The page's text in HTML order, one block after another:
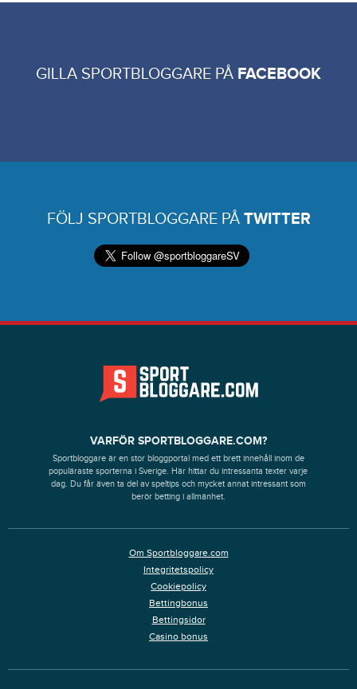
GILLA SPORTBLOGGARE PÅ FACEBOOK
FÖLJ SPORTBLOGGARE PÅ TWITTER
VARFÖR SPORTBLOGGARE.COM?
Sportbloggare är en stor bloggportal med ett brett innehåll inom de
populäraste sporterna i Sverige. Här hittar du intressanta texter varje
dag. Du får även ta del av speltips och mycket annat intressant som
berör betting i allmänhet.
Om Sportbloggare.com
Integritetspolicy
Cookiepolicy
Bettingbonus
Bettingsidor
Casino bonus